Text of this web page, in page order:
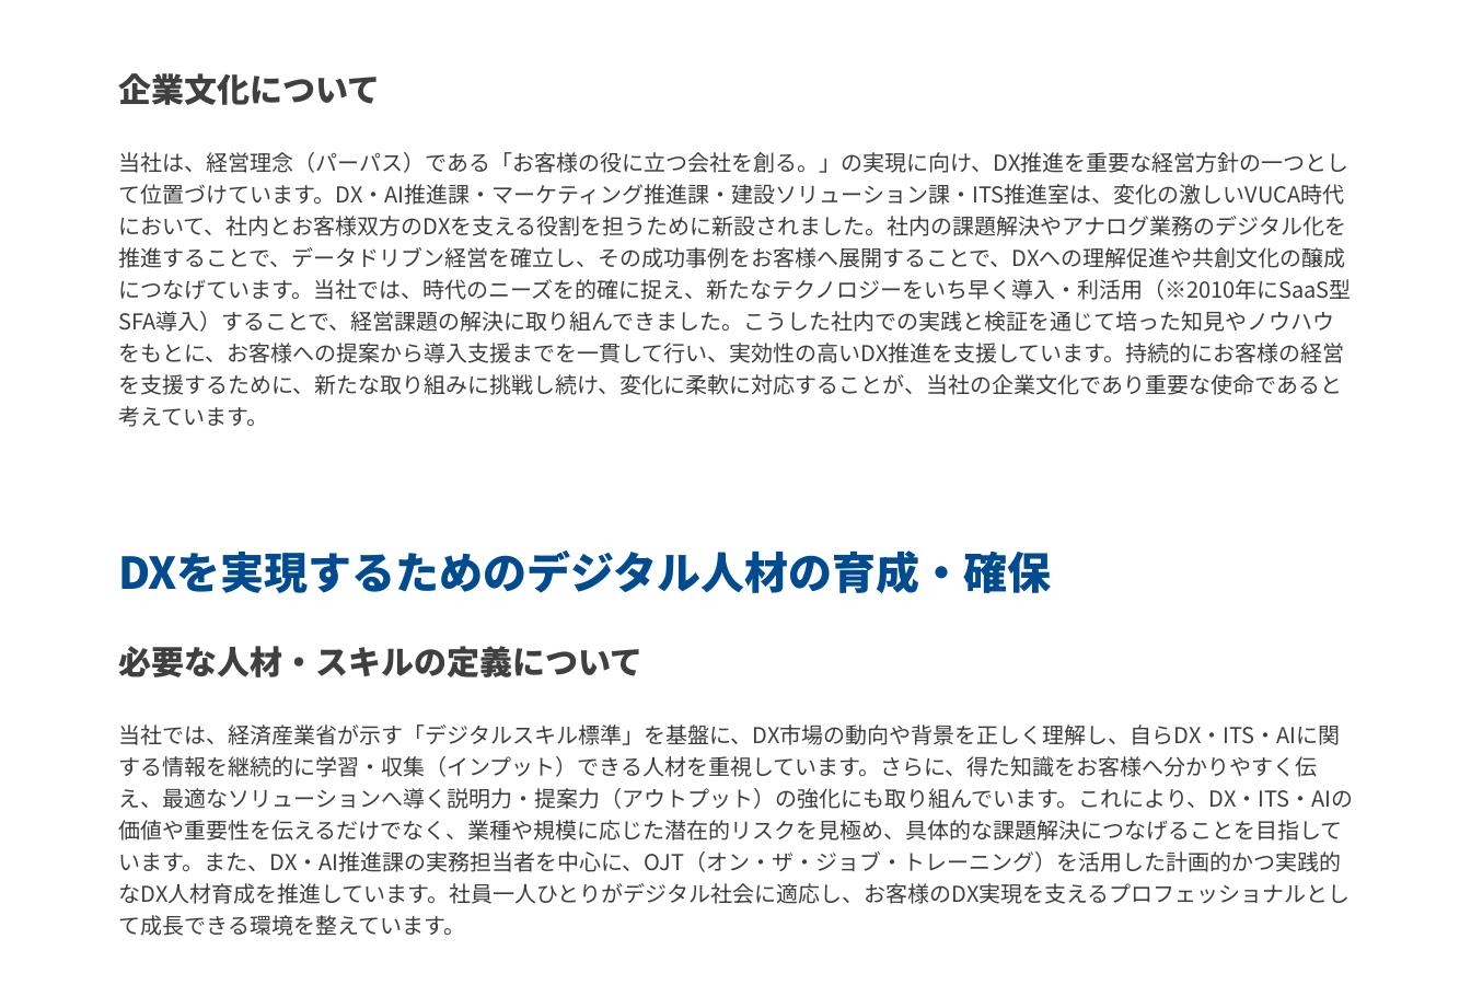
企業文化について
当社は、経営理念（パーパス）である「お客様の役に立つ会社を創る。」の実現に向け、DX推進を重要な経営方針の一つとし
て位置づけています。DX・AI推進課・マーケティング推進課・建設ソリューション課・ITS推進室は、変化の激しいVUCA時代
において、社内とお客様双方のDXを支える役割を担うために新設されました。社内の課題解決やアナログ業務のデジタル化を
推進することで、データドリブン経営を確立し、その成功事例をお客様へ展開することで、DXへの理解促進や共創文化の醸成
につなげています。当社では、時代のニーズを的確に捉え、新たなテクノロジーをいち早く導入・利活用（※2010年にSaaS型
SFA導入）することで、経営課題の解決に取り組んできました。こうした社内での実践と検証を通じて培った知見やノウハウ
をもとに、お客様への提案から導入支援までを一貫して行い、実効性の高いDX推進を支援しています。持続的にお客様の経営
を支援するために、新たな取り組みに挑戦し続け、変化に柔軟に対応することが、当社の企業文化であり重要な使命であると
考えています。
DXを実現するためのデジタル人材の育成・確保
必要な人材・スキルの定義について
当社では、経済産業省が示す「デジタルスキル標準」を基盤に、DX市場の動向や背景を正しく理解し、自らDX・ITS・AIに関
する情報を継続的に学習・収集（インプット）できる人材を重視しています。さらに、得た知識をお客様へ分かりやすく伝
え、最適なソリューションへ導く説明力・提案力（アウトプット）の強化にも取り組んでいます。これにより、DX・ITS・AIの
価値や重要性を伝えるだけでなく、業種や規模に応じた潜在的リスクを見極め、具体的な課題解決につなげることを目指して
います。また、DX・AI推進課の実務担当者を中心に、OJT（オン・ザ・ジョブ・トレーニング）を活用した計画的かつ実践的
なDX人材育成を推進しています。社員一人ひとりがデジタル社会に適応し、お客様のDX実現を支えるプロフェッショナルとし
て成長できる環境を整えています。